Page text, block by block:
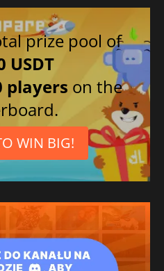
prize pool of
USDT
players on the
WIN BIG!